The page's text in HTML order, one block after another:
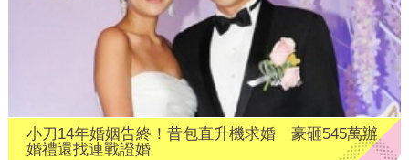
小刀14年婚姻告終！昔包直升機求婚 豪砸545萬辦
婚禮還找連戰證婚